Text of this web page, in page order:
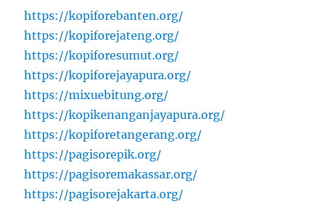
https://kopiforebanten.org/
https://kopiforejateng.org/
https://kopiforesumut.org/
https://kopiforejayapura.org/
https://mixuebitung.org/
https://kopikenanganjayapura.org/
https://kopiforetangerang.org/
https://pagisorepik.org/
https://pagisoremakassar.org/
https://pagisorejakarta.org/